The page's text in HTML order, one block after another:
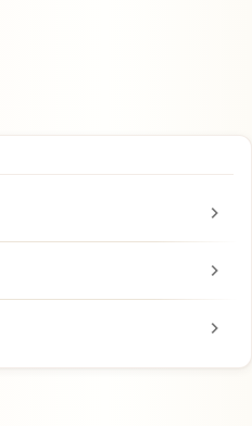
chevron_right
chevron_right
chevron_right